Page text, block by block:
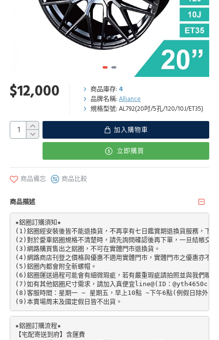
$12,000 商品庫存: 4
品牌名稱: Alliance
規格型號: AL792(20吋/5孔/120/10J/ET35)
加入購物車
立即購買
商品備忘 商品比較
商品描述
★鋁圈訂購須知★
(1)鋁圈經安裝後皆不能退換貨，不再享有七日鑑賞期退換貨服務，
(2)對於愛車鋁圈規格不清楚時，請先詢問確認後再下單，一旦結帳交
(3)網路購買售出之鋁圈，不可在實體門市退換貨。
(4)網路商店刊登之價格與優惠不適用實體門市，實體門市之優惠亦不適
(5)鋁圈內都會附全新螺帽。
(6)鋁圈運送過程可能會有細微瑕疵，若有嚴重瑕疵請拍照並與我們聯絡
(7)如有其他鋁圈尺寸需求，請加入真便宜line@(ID：@yth4650c)。
(8)客服時間：星期一 ~ 星期五，早上10點 ~下午6點(例假日除外)。
★鋁圈訂購流程★
【宅配寄送到府】含運費